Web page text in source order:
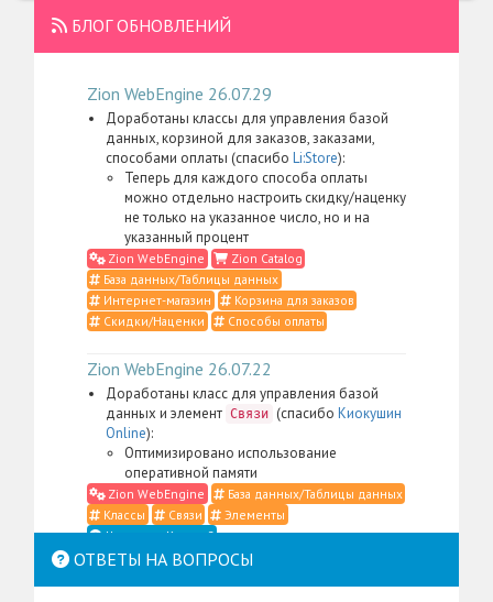
БЛОГ ОБНОВЛЕНИЙ
Zion WebEngine 26.07.29
Доработаны классы для управления базой
данных, корзиной для заказов, заказами,
способами оплаты (спасибо Li:Store):
Теперь для каждого способа оплаты
можно отдельно настроить скидку/наценку
не только на указанное число, но и на
указанный процент
Zion WebEngine
Zion Catalog
База данных/Таблицы данных
Интернет-магазин
Корзина для заказов
Скидки/Наценки
Способы оплаты
Zion WebEngine 26.07.22
Доработаны класс для управления базой
данных и элемент Связи (спасибо Киокушин
Online):
Оптимизировано использование
оперативной памяти
Zion WebEngine
База данных/Таблицы данных
Классы
Связи
Элементы
Что такое Классы?
Zion WebEngine 26.07.21
ОТВЕТЫ НА ВОПРОСЫ